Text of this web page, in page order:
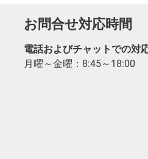
お問合せ対応時間
電話およびチャットでの対
月曜～金曜：8:45～18:00